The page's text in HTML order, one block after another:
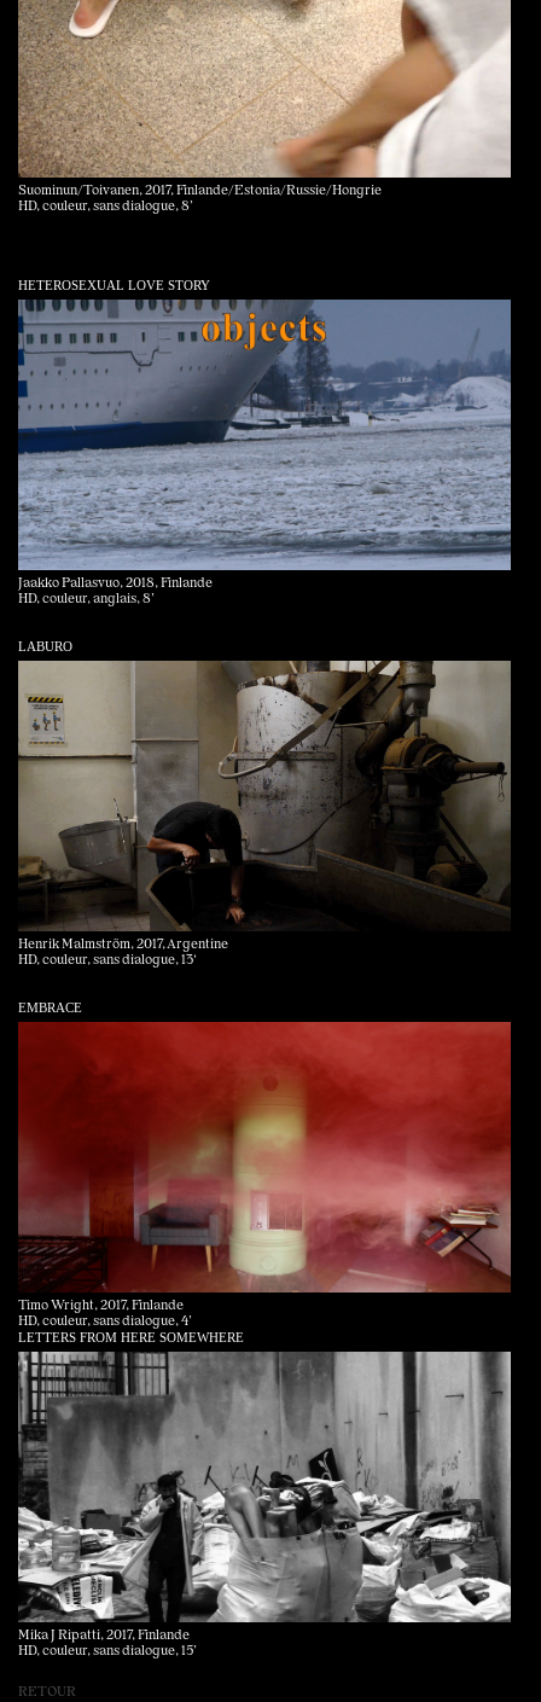
Suominun/Toivanen, 2017, Finlande/Estonia/Russie/Hongrie
HD, couleur, sans dialogue, 8’
HETEROSEXUAL LOVE STORY
Jaakko Pallasvuo, 2018, Finlande
HD, couleur, anglais, 8’
LABURO
Henrik Malmström, 2017, Argentine
HD, couleur, sans dialogue, 13‘
EMBRACE
Timo Wright, 2017, Finlande
HD, couleur, sans dialogue, 4’
LETTERS FROM HERE SOMEWHERE
Mika J Ripatti, 2017, Finlande
HD, couleur, sans dialogue, 15’
RETOUR